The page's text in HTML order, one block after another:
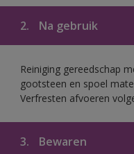
2. Na gebruik
Reiniging gereedschap
gootsteen en spoel
Verfresten afvoeren
3. Bewaren